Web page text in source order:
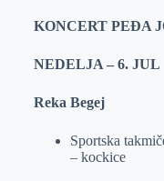
KONCERT PEĐA
NEDELJA – 6. JUL
Reka Begej
Sportska
– kockice